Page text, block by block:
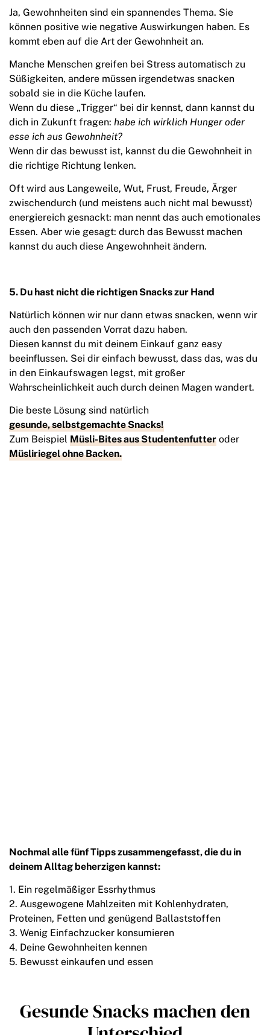
Ja, Gewohnheiten sind ein spannendes Thema. Sie
können positive wie negative Auswirkungen haben. Es
kommt eben auf die Art der Gewohnheit an.
Manche Menschen greifen bei Stress automatisch zu
Süßigkeiten, andere müssen irgendetwas snacken
sobald sie in die Küche laufen.
Wenn du diese „Trigger“ bei dir kennst, dann kannst du
dich in Zukunft fragen: habe ich wirklich Hunger oder
esse ich aus Gewohnheit?
Wenn dir das bewusst ist, kannst du die Gewohnheit in
die richtige Richtung lenken.
Oft wird aus Langeweile, Wut, Frust, Freude, Ärger
zwischendurch (und meistens auch nicht mal bewusst)
energiereich gesnackt: man nennt das auch emotionales
Essen. Aber wie gesagt: durch das Bewusst machen
kannst du auch diese Angewohnheit ändern.
5. Du hast nicht die richtigen Snacks zur Hand
Natürlich können wir nur dann etwas snacken, wenn wir
auch den passenden Vorrat dazu haben.
Diesen kannst du mit deinem Einkauf ganz easy
beeinflussen. Sei dir einfach bewusst, dass das, was du
in den Einkaufswagen legst, mit großer
Wahrscheinlichkeit auch durch deinen Magen wandert.
Die beste Lösung sind natürlich
gesunde, selbstgemachte Snacks!
Zum Beispiel Müsli-Bites aus Studentenfutter oder
Müsliriegel ohne Backen.
Nochmal alle fünf Tipps zusammengefasst, die du in
deinem Alltag beherzigen kannst:
Ein regelmäßiger Essrhythmus
Ausgewogene Mahlzeiten mit Kohlenhydraten,
Proteinen, Fetten und genügend Ballaststoffen
Wenig Einfachzucker konsumieren
Deine Gewohnheiten kennen
Bewusst einkaufen und essen
Gesunde Snacks machen den